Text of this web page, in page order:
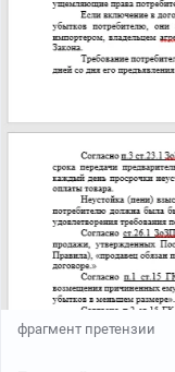
фрагмент претензии